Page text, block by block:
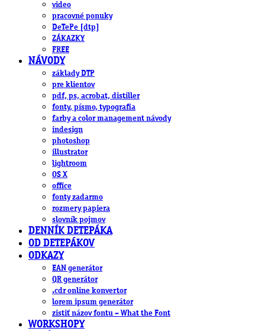
video
pracovné ponuky
DeTePe [dtp]
ZÁKAZKY
FREE
NÁVODY
základy DTP
pre klientov
pdf, ps, acrobat, distiller
fonty, písmo, typografia
farby a color management návody
indesign
photoshop
illustrator
lightroom
OS X
office
fonty zadarmo
rozmery papiera
slovník pojmov
DENNÍK DETEPÁKA
OD DETEPÁKOV
ODKAZY
EAN generátor
QR generátor
.cdr online konvertor
lorem ipsum generátor
zistiť názov fontu – What the Font
WORKSHOPY